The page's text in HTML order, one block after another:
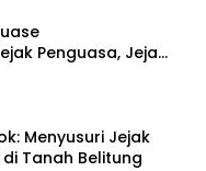
Penguasa, Jejak
Menyusuri Jejak
Tanah Belitung